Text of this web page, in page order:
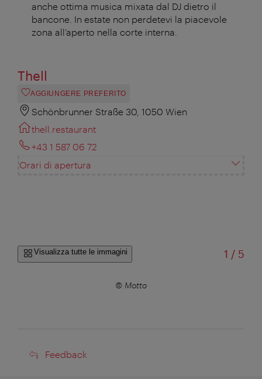
anche ottima musica mixata dal DJ dietro il
bancone. In estate non perdetevi la piacevole
zona all’aperto nella corte interna.
Thell
AGGIUNGERE PREFERITO
Schönbrunner Straße 30, 1050 Wien
thell.restaurant
+43 1 587 06 72
Orari di apertura
Visualizza tutte le immagini 1 /di
5
© Motto
Feedback
Feedback